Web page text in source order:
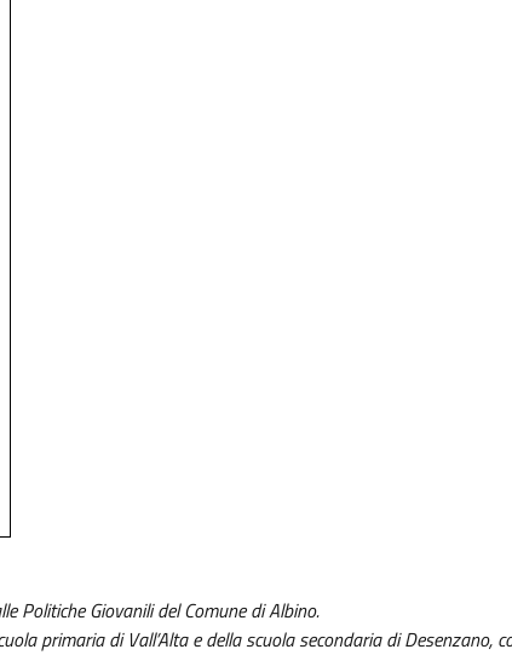
Politiche Giovanili del Comune di Albino.
primaria di Vall’Alta e della scuola secondaria di Desenzano,